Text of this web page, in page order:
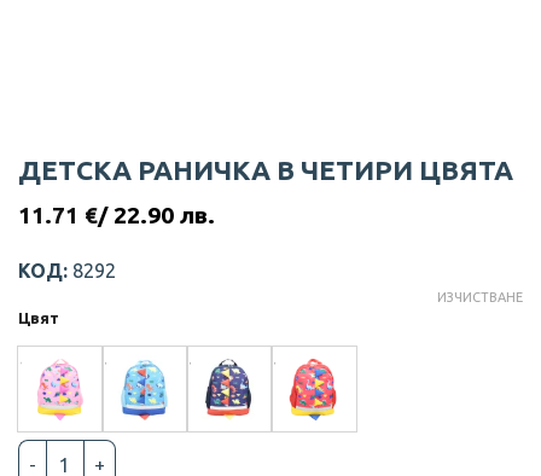
ДЕТСКА РАНИЧКА В ЧЕТИРИ ЦВЯТА
11.71 €/ 22.90 лв.
КОД: 8292
Цвят
ИЗЧИСТВАНЕ
количество за ДЕТСКА РАНИЧКА В ЧЕТИРИ ЦВЯТА